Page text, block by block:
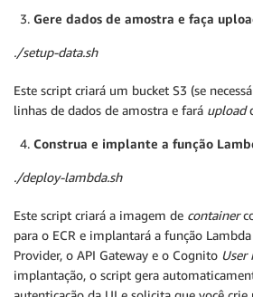
Gere dados de amostra e faça
./setup-data.sh
Este script criará um bucket S3 (se
linhas de dados de amostra e fará upload
Construa e implante a função
./deploy-lambda.sh
Este script criará a imagem de container
para o ECR e implantará a função
Provider, o API Gateway e o Cognito User
implantação, o script gera